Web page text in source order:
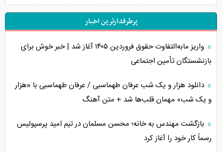
تحلیل جامع پدیده تراستی‌ها
تأثیر جنگ ایران و آمریکا بر اقتصاد جهانی
اربعین، کابوس مشترک تل‌آویو-واشنگتن
برنامه هفتم توسعه در نقطه کور سیاستگذاری
کنوانسیون دریای خزر در راستای منافع ملی است؟
پرطرفدارترین اخبار
واریز مابه‌التفاوت حقوق فروردین ۱۴۰۵ آغاز شد | خبر خوش برای
بازنشستگان تأمین اجتماعی
دانلود هزار و یک شب عرفان طهماسبی / عرفان طهماسبی با «هزار
و یک شب» مهمان قلب‌ها شد + متن آهنگ
بازگشت مهندس به خانه؛ محسن مسلمان در تیم امید پرسپولیس
رسماً کار خود را آغاز کرد